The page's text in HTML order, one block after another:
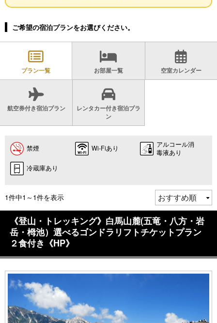
ご希望の宿泊プランをお選びください。
プラン一覧 お部屋一覧 空室カレンダー
航空券付き宿泊プラン
レンタカー付き宿泊プラ
ン
禁煙 Wi-Fiあり
アルコール消
毒液あり
冷蔵庫あり
1件中1～1件を表示
《登山・トレッキング》白馬山麓(五竜・八方・岩
岳・栂池）選べるゴンドラリフトチケットプラン
２食付き《HP》